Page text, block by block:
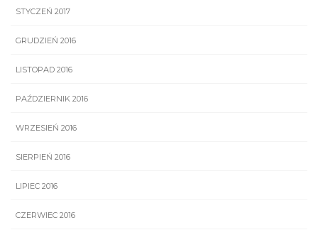
STYCZEŃ 2017
GRUDZIEŃ 2016
LISTOPAD 2016
PAŹDZIERNIK 2016
WRZESIEŃ 2016
SIERPIEŃ 2016
LIPIEC 2016
CZERWIEC 2016